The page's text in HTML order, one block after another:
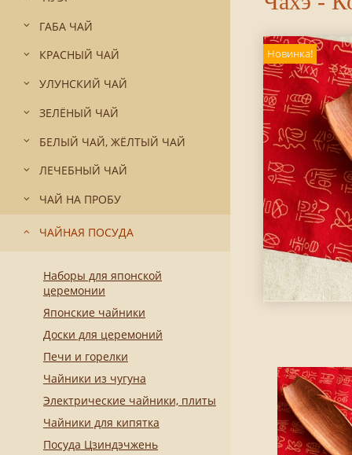
ГАБА ЧАЙ
КРАСНЫЙ ЧАЙ
УЛУНСКИЙ ЧАЙ
ЗЕЛЁНЫЙ ЧАЙ
БЕЛЫЙ ЧАЙ, ЖЁЛТЫЙ ЧАЙ
ЛЕЧЕБНЫЙ ЧАЙ
ЧАЙ НА ПРОБУ
ЧАЙНАЯ ПОСУДА
Наборы для японской
церемонии
Японские чайники
Доски для церемоний
Печи и горелки
Чайники из чугуна
Электрические чайники, плиты
Чайники для кипятка
Посуда Цзиндэчжень
Новинка!